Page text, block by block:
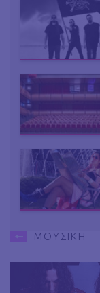
ΜΟΥΣΙΚΗ